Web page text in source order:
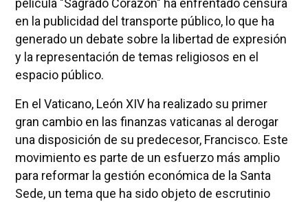
película "Sagrado Corazón" ha enfrentado censura
en la publicidad del transporte público, lo que ha
generado un debate sobre la libertad de expresión
y la representación de temas religiosos en el
espacio público.
En el Vaticano, León XIV ha realizado su primer
gran cambio en las finanzas vaticanas al derogar
una disposición de su predecesor, Francisco. Este
movimiento es parte de un esfuerzo más amplio
para reformar la gestión económica de la Santa
Sede, un tema que ha sido objeto de escrutinio